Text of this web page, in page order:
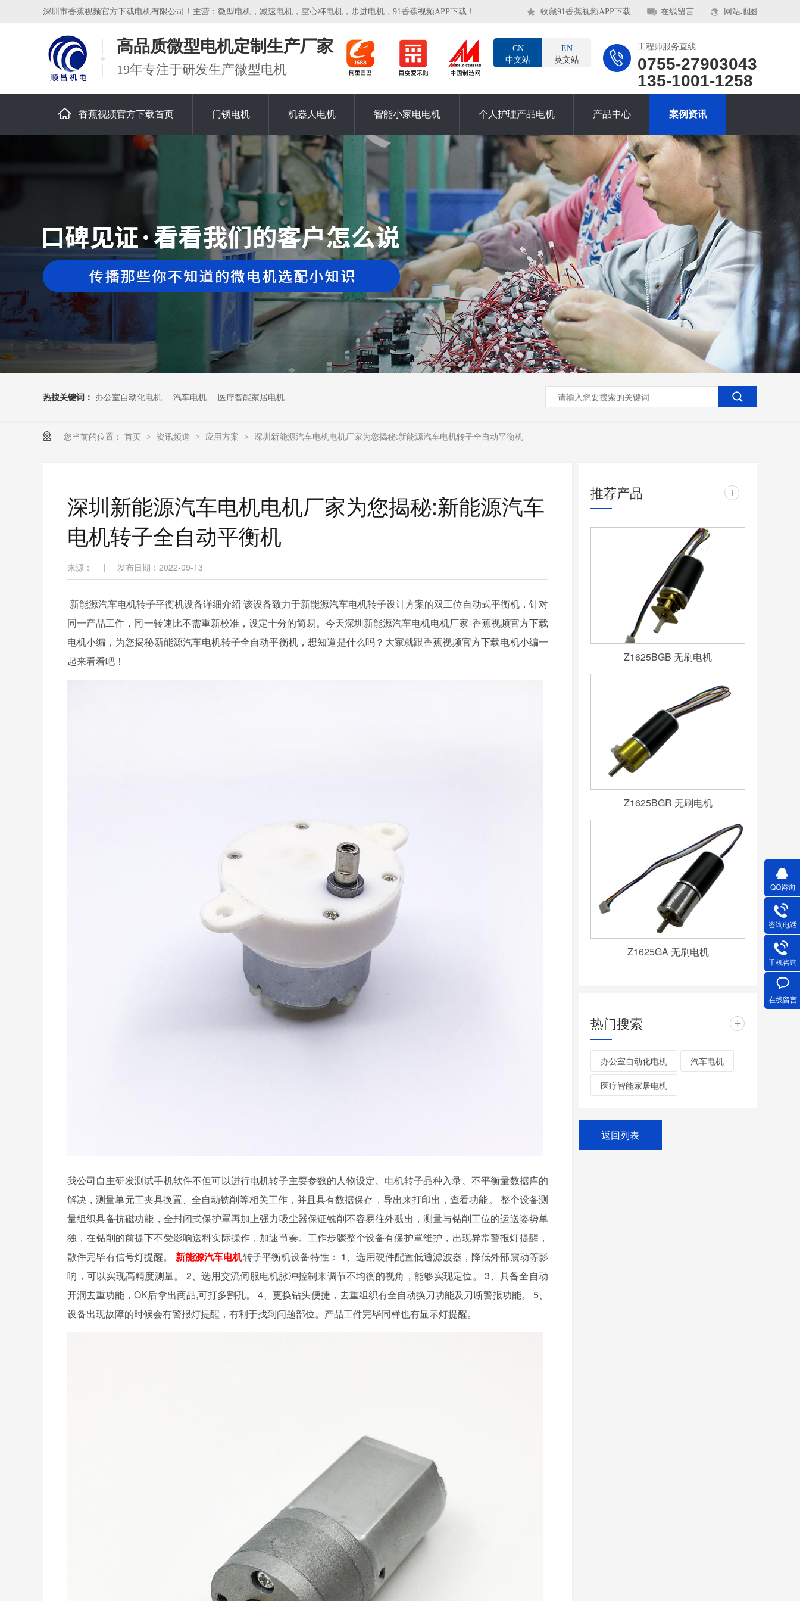
收藏91香蕉视频APP下载 在线留言 网站地图
深圳市香蕉视频官方下载电机有限公司！主营：微型电机，减速电机，空心杯电机，步进电机，91香蕉视频APP下载！
高品质微型电机定制生产厂家
19年专注于研发生产微型电机
工程师服务直线
0755-27903043
135-1001-1258
CN
中文站
EN
英文站
香蕉视频官方下载首页 门锁电机 机器人电机 智能小家电电机 个人护理产品电机 产品中心 案例资讯
关于香蕉视频官方下载
热搜关键词： 办公室自动化电机 汽车电机 医疗智能家居电机
您当前的位置： 首页 > 资讯频道 > 应用方案 > 深圳新能源汽车电机电机厂家为您揭秘:新能源汽车电机转子全自动平衡机
深圳新能源汽车电机电机厂家为您揭秘:新能源汽车
电机转子全自动平衡机
来源： | 发布日期：2022-09-13
新能源汽车电机转子平衡机设备详细介绍 该设备致力于新能源汽车电机转子设计方案的双工位自动式平衡机，针对
同一产品工件，同一转速比不需重新校准，设定十分的简易。今天深圳新能源汽车电机电机厂家-香蕉视频官方下载
电机小编，为您揭秘新能源汽车电机转子全自动平衡机，想知道是什么吗？大家就跟香蕉视频官方下载电机小编一
起来看看吧！
我公司自主研发测试手机软件不但可以进行电机转子主要参数的人物设定、电机转子品种入录、不平衡量数据库的
解决，测量单元工夹具换置、全自动铣削等相关工作，并且具有数据保存，导出来打印出，查看功能。 整个设备测
量组织具备抗磁功能，全封闭式保护罩再加上强力吸尘器保证铣削不容易往外溅出，测量与钻削工位的运送姿势单
独，在钻削的前提下不受影响送料实际操作，加速节奏。工作步骤整个设备有保护罩维护，出现异常警报灯提醒，
散件完毕有信号灯提醒。 新能源汽车电机转子平衡机设备特性： 1、选用硬件配置低通滤波器，降低外部震动等影
响，可以实现高精度测量。 2、选用交流伺服电机脉冲控制来调节不均衡的视角，能够实现定位。 3、具备全自动
开洞去重功能，OK后拿出商品,可打多割孔。 4、更换钻头便捷，去重组织有全自动换刀功能及刀断警报功能。 5、
设备出现故障的时候会有警报灯提醒，有利于找到问题部位。产品工件完毕同样也有显示灯提醒。
推荐产品 +
Z1625BGB 无刷电机
Z1625BGR 无刷电机
Z1625GA 无刷电机
热门搜索 +
办公室自动化电机 汽车电机
医疗智能家居电机
返回列表
QQ咨询
咨询电话
手机咨询
在线留言